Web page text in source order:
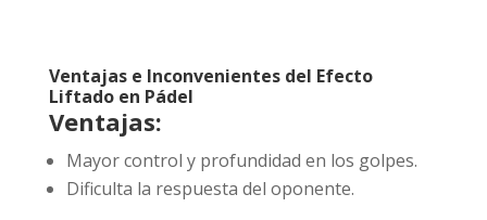
Ventajas e Inconvenientes del Efecto
Liftado en Pádel
Ventajas:
Mayor control y profundidad en los golpes.
Dificulta la respuesta del oponente.